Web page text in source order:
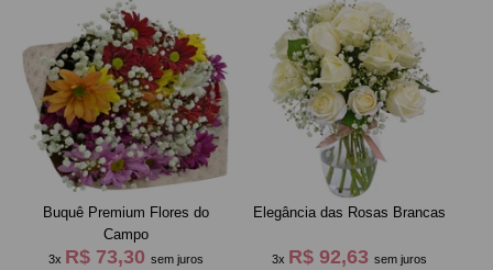
Buquê Premium Flores do
Campo
3x R$ 73,30 sem juros
Elegância das Rosas Brancas
3x R$ 92,63sem juros